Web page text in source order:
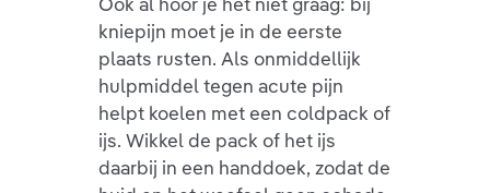
kniepijn moet je in de eerste
plaats rusten. Als onmiddellijk
hulpmiddel tegen acute pijn
helpt koelen met een coldpack of
ijs. Wikkel de pack of het ijs
daarbij in een handdoek, zodat de